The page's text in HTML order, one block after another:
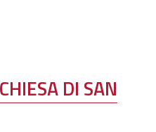
DI SAN